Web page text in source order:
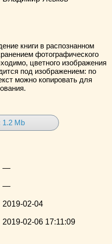
книги в распознанном
фотографического
цветного изображения
под изображением: по
можно копировать для
1.2 Mb
—
—
2019-02-04
2019-02-06 17:11:09